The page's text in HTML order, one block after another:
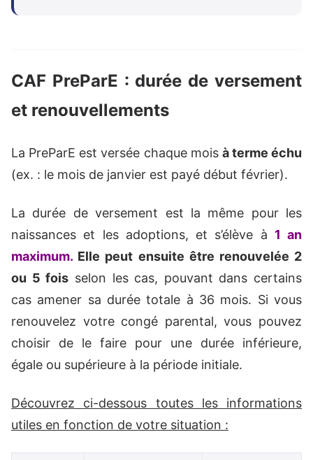
CAF PreParE : durée de versement
et renouvellements
La PreParE est versée chaque mois à terme échu
(ex. : le mois de janvier est payé début février).
La durée de versement est la même pour les
naissances et les adoptions, et s’élève à 1 an
maximum. Elle peut ensuite être renouvelée 2
ou 5 fois selon les cas, pouvant dans certains
cas amener sa durée totale à 36 mois. Si vous
renouvelez votre congé parental, vous pouvez
choisir de le faire pour une durée inférieure,
égale ou supérieure à la période initiale.
Découvrez ci-dessous toutes les informations
utiles en fonction de votre situation :